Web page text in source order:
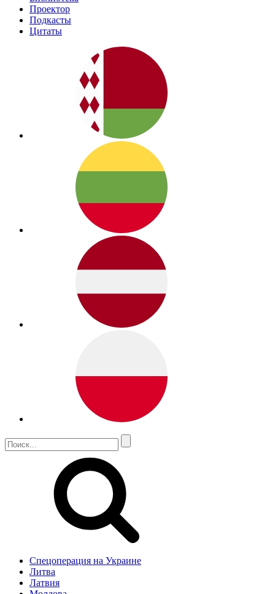
Проектор
Подкасты
Цитаты
Спецоперация на Украине
Литва
Латвия